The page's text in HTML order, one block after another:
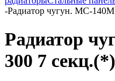
-Радиатор чугун. МС-140М
Радиатор
300 7 секц.(*)